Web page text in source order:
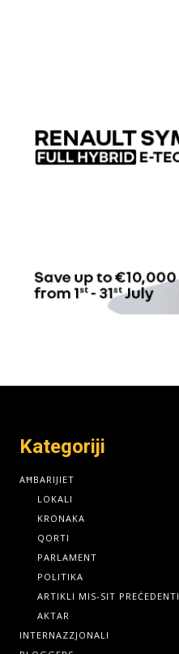
Kategoriji
AĦBARIJIET
LOKALI
KRONAKA
QORTI
PARLAMENT
POLITIKA
ARTIKLI MIS-SIT PREĊEDENTI
AKTAR
INTERNAZZJONALI